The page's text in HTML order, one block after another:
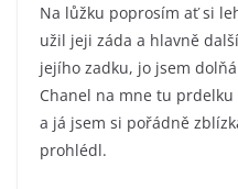
Na lůžku poprosím ať si
užil jeji záda a hlavně
jejího zadku, jo jsem
Chanel na mne tu
a já jsem si pořádně
prohlédl.